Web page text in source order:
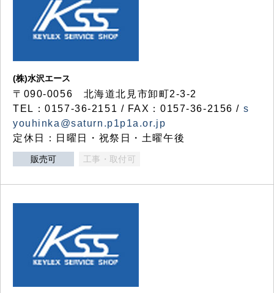
(株)水沢エース
〒090-0056 北海道北見市卸町2-3-2
TEL：0157-36-2151 / FAX：0157-36-2156 / s
youhinka@saturn.p1p1a.or.jp
定休日：日曜日・祝祭日・土曜午後
販売可 工事・取付可